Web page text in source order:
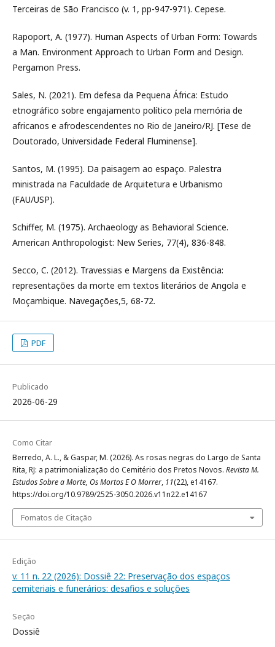
Terceiras de São Francisco (v. 1, pp-947-971). Cepese.
Rapoport, A. (1977). Human Aspects of Urban Form: Towards
a Man. Environment Approach to Urban Form and Design.
Pergamon Press.
Sales, N. (2021). Em defesa da Pequena África: Estudo
etnográfico sobre engajamento político pela memória de
africanos e afrodescendentes no Rio de Janeiro/RJ. [Tese de
Doutorado, Universidade Federal Fluminense].
Santos, M. (1995). Da paisagem ao espaço. Palestra
ministrada na Faculdade de Arquitetura e Urbanismo
(FAU/USP).
Schiffer, M. (1975). Archaeology as Behavioral Science.
American Anthropologist: New Series, 77(4), 836-848.
Secco, C. (2012). Travessias e Margens da Existência:
representações da morte em textos literários de Angola e
Moçambique. Navegações,5, 68-72.
PDF
Publicado
2026-06-29
Como Citar
Berredo, A. L., & Gaspar, M. (2026). As rosas negras do Largo de Santa
Rita, RJ: a patrimonialização do Cemitério dos Pretos Novos. Revista M.
Estudos Sobre a Morte, Os Mortos E O Morrer, 11(22), e14167.
https://doi.org/10.9789/2525-3050.2026.v11n22.e14167
Fomatos de Citação
Edição
v. 11 n. 22 (2026): Dossiê 22: Preservação dos espaços
cemiteriais e funerários: desafios e soluções
Seção
Dossiê